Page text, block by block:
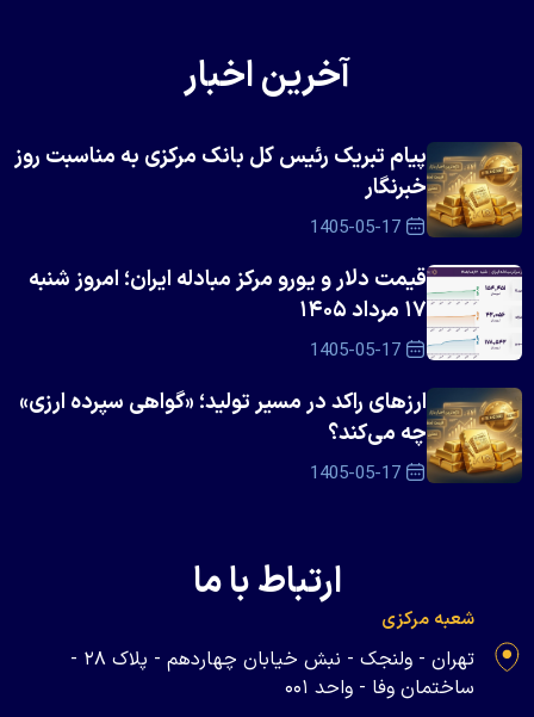
آخرین اخبار
پیام تبریک رئیس کل بانک مرکزی به مناسبت روز
خبرنگار
1405-05-17
قیمت دلار و یورو مرکز مبادله ایران؛ امروز شنبه
۱۷ مرداد ۱۴۰۵
1405-05-17
ارزهای راکد در مسیر تولید؛ «گواهی سپرده ارزی»
چه می‌کند؟
1405-05-17
ارتباط با ما
شعبه مرکزی
تهران - ولنجک - نبش خیابان چهاردهم - پلاک ۲۸ -
ساختمان وفا - واحد ۰۰۱